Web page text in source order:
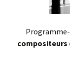
compositeurs